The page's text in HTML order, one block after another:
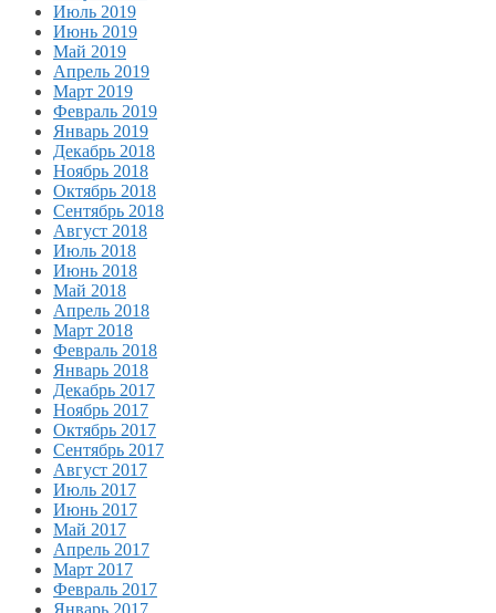
Июль 2019
Июнь 2019
Май 2019
Апрель 2019
Март 2019
Февраль 2019
Январь 2019
Декабрь 2018
Ноябрь 2018
Октябрь 2018
Сентябрь 2018
Август 2018
Июль 2018
Июнь 2018
Май 2018
Апрель 2018
Март 2018
Февраль 2018
Январь 2018
Декабрь 2017
Ноябрь 2017
Октябрь 2017
Сентябрь 2017
Август 2017
Июль 2017
Июнь 2017
Май 2017
Апрель 2017
Март 2017
Февраль 2017
Январь 2017